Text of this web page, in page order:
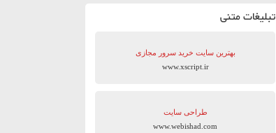
تبلیغات متنی
بهترین سایت‌ خرید سرور مجازی
www.xscript.ir
طراحی سایت
www.webishad.com